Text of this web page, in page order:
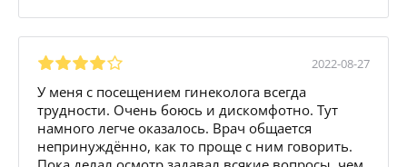
2022-08-27
У меня с посещением гинеколога всегда
трудности. Очень боюсь и дискомфотно. Тут
намного легче оказалось. Врач общается
непринуждённо, как то проще с ним говорить.